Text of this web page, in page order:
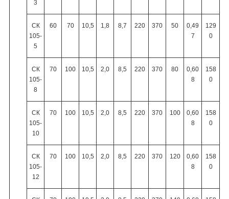
3
СК
105-
5
60 70 10,5 1,8 8,7 220 370 50
0,49
7
129
0
СК
105-
8
70 100 10,5 2,0 8,5 220 370 80
0,60
8
158
0
СК
105-
10
70 100 10,5 2,0 8,5 220 370 100
0,60
8
158
0
СК
105-
12
70 100 10,5 2,0 8,5 220 370 120
0,60
8
158
0